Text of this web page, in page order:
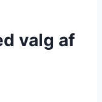
valg af